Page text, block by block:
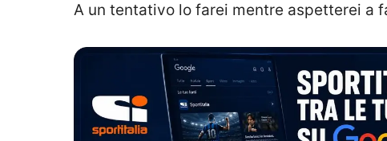
A un tentativo lo farei mentre aspetterei a